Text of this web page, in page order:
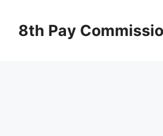
content8th Pay